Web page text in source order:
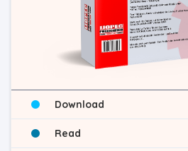
Download
Read